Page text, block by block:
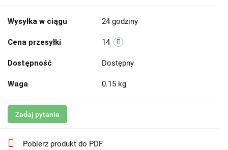
Wysyłka w ciągu 24 godziny
Cena przesyłki 14
Dostępność Dostępny
Waga 0.15 kg
Zadaj pytanie
Pobierz produkt do PDF